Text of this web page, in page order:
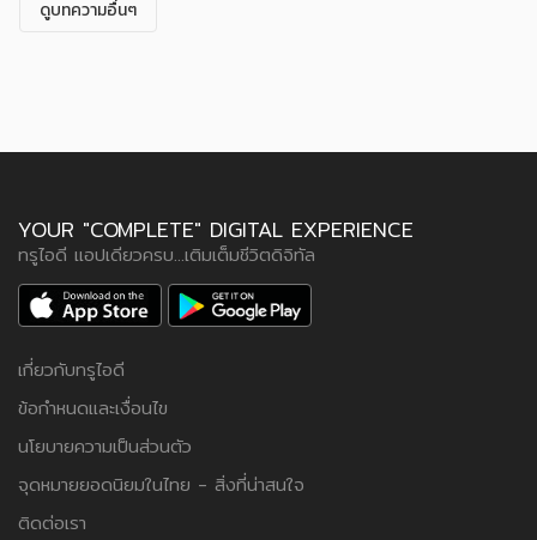
ดูบทความอื่นๆ
YOUR "COMPLETE" DIGITAL EXPERIENCE
ทรูไอดี แอปเดียวครบ...เติมเต็มชีวิตดิจิทัล
เกี่ยวกับทรูไอดี
ข้อกำหนดและเงื่อนไข
นโยบายความเป็นส่วนตัว
จุดหมายยอดนิยมในไทย - สิ่งที่น่าสนใจ
ติดต่อเรา